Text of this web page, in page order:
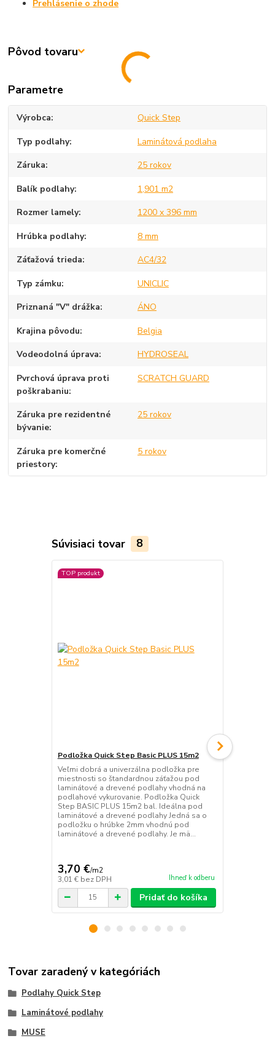
Prehlásenie o zhode
Pôvod tovaru
Parametre
Výrobca Quick Step
Typ podlahy Laminátová podlaha
Záruka 25 rokov
Balík podlahy 1,901 m2
Rozmer lamely 1200 x 396 mm
Hrúbka podlahy 8 mm
Záťažová trieda AC4/32
Typ zámku UNICLIC
Priznaná "V" drážka ÁNO
Krajina pôvodu Belgia
Vodeodolná úprava HYDROSEAL
Pvrchová úprava proti
poškrabaniu
SCRATCH GUARD
Záruka pre rezidentné
bývanie
25 rokov
Záruka pre komerčné
priestory
5 rokov
Súvisiaci tovar 8
TOP produkt
Podložka Quick Step Basic PLUS 15m2
Veľmi dobrá a univerzálna podložka pre
miestnosti so štandardnou záťažou pod
laminátové a drevené podlahy vhodná na
podlahové vykurovanie. Podložka Quick
Step BASIC PLUS 15m2 bal. Ideálna pod
laminátové a drevené podlahy Jedná sa o
podložku o hrúbke 2mm vhodnú pod
laminátové a drevené podlahy. Je mä...
3,70 €/m2
3,01 € bez DPH Ihneď k odberu
Pridať do košíka
Podložka
Tovar zaradený v kategóriách
Podlahy Quick Step
Laminátové podlahy
MUSE